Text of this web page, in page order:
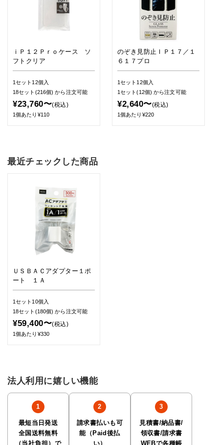
ｉＰ１２Ｐｒｏケース ソ
フトクリア
1セット12個入
18セット(216個)から注文可能
¥23,760〜(税込)
1個あたり¥110
のぞき見防止ＩＰ１７／１
６１７プロ
1セット12個入
1セット(12個)から注文可能
¥2,640〜(税込)
1個あたり¥220
最近チェックした商品
ＵＳＢＡＣアダプター１ポ
ート １Ａ
1セット10個入
18セット(180個)から注文可能
¥59,400〜(税込)
1個あたり¥330
法人利用に嬉しい機能
最短当日発送
全国送料無料
（当社負担）で
請求書払いも可
能（Paid後払
い）
見積書/納品書/
領収書/請求書
WEBで各種帳